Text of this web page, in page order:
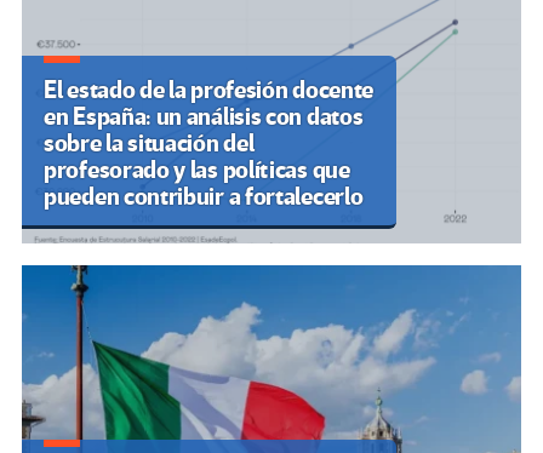
El estado de la profesión docente
en España: un análisis con datos
sobre la situación del
profesorado y las políticas que
pueden contribuir a fortalecerlo